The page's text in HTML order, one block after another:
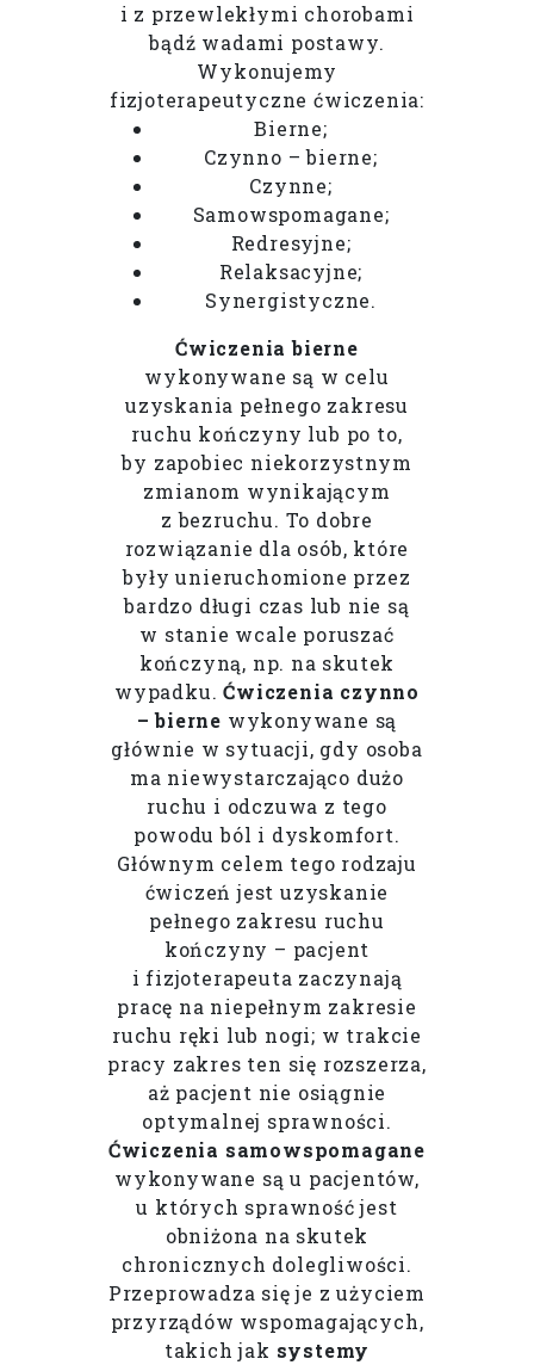
i z przewlekłymi chorobami
bądź wadami postawy.
Wykonujemy
fizjoterapeutyczne ćwiczenia:
Bierne;
Czynno – bierne;
Czynne;
Samowspomagane;
Redresyjne;
Relaksacyjne;
Synergistyczne.
Ćwiczenia bierne
wykonywane są w celu
uzyskania pełnego zakresu
ruchu kończyny lub po to,
by zapobiec niekorzystnym
zmianom wynikającym
z bezruchu. To dobre
rozwiązanie dla osób, które
były unieruchomione przez
bardzo długi czas lub nie są
w stanie wcale poruszać
kończyną, np. na skutek
wypadku.Ćwiczenia czynno
– bierne wykonywane są
głównie w sytuacji, gdy osoba
ma niewystarczająco dużo
ruchu i odczuwa z tego
powodu ból i dyskomfort.
Głównym celem tego rodzaju
ćwiczeń jest uzyskanie
pełnego zakresu ruchu
kończyny – pacjent
i fizjoterapeuta zaczynają
pracę na niepełnym zakresie
ruchu ręki lub nogi; w trakcie
pracy zakres ten się rozszerza,
aż pacjent nie osiągnie
optymalnej sprawności.
Ćwiczenia samowspomagane
wykonywane są u pacjentów,
u których sprawność jest
obniżona na skutek
chronicznych dolegliwości.
Przeprowadza się je z użyciem
przyrządów wspomagających,
takich jak systemy